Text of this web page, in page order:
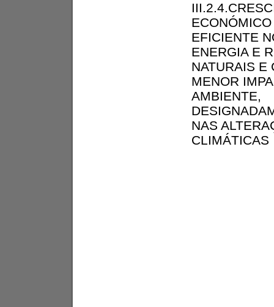
EFICIENTE
ENERGIA E
NATURAIS E
MENOR
AMBIENTE,
NAS
CLIMÁTICAS